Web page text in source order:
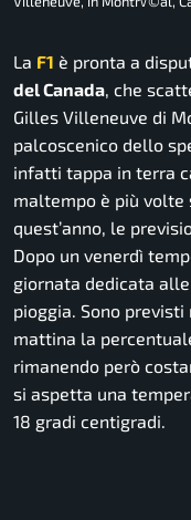
La F1 è pronta a
del Canada, che
Gilles Villeneuve di
palcoscenico dello
infatti tappa in terra
maltempo è più volte
quest’anno, le
Dopo un venerdì
giornata dedicata
pioggia. Sono
mattina la
rimanendo però
si aspetta una
18 gradi centigradi.